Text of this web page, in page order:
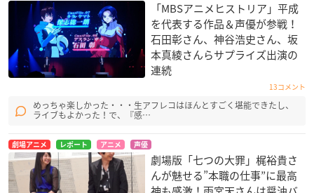
「MBSアニメヒストリア」平成
を代表する作品＆声優が参戦！
石田彰さん、神谷浩史さん、坂
本真綾さんらサプライズ出演の
連続
13コメント
めっちゃ楽しかった・・・生アフレコはほんとすごく堪能できたし、
ライブもよかった！で、『感…
劇場アニメ レポート アニメ 声優
劇場版「七つの大罪」梶裕貴さ
んが魅せる”本職の仕事”に最高